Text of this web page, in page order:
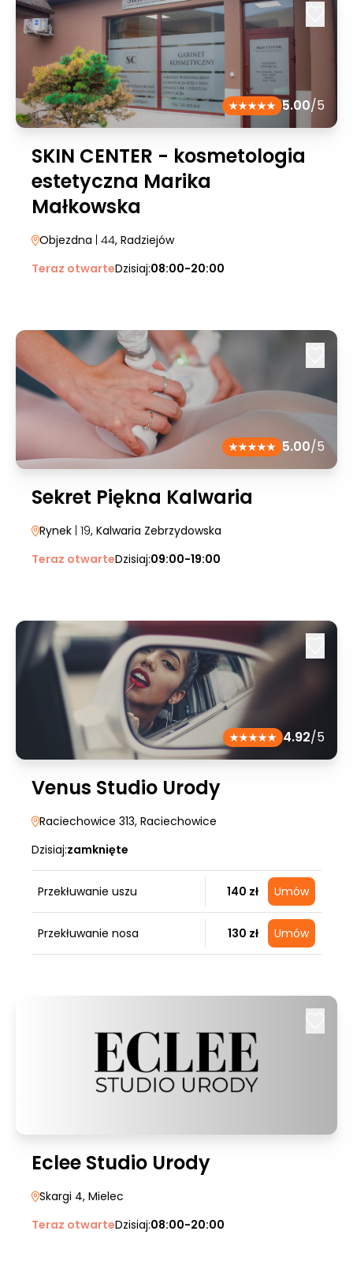
5.00/5
SKIN CENTER - kosmetologia
estetyczna Marika
Małkowska
Objezdna | 44, Radziejów
Teraz otwarteDzisiaj:08:00-20:00
5.00/5
Sekret Piękna Kalwaria
Rynek | 19, Kalwaria Zebrzydowska
Teraz otwarteDzisiaj:09:00-19:00
4.92/5
Venus Studio Urody
Raciechowice 313, Raciechowice
Dzisiaj:zamknięte
Przekłuwanie uszu 140 zł Umów
Przekłuwanie nosa 130 zł Umów
Eclee Studio Urody
Skargi 4, Mielec
Teraz otwarteDzisiaj:08:00-20:00